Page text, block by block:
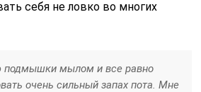
себя не ловко во многих
мылом и все равно
очень сильный запах пота. Мне